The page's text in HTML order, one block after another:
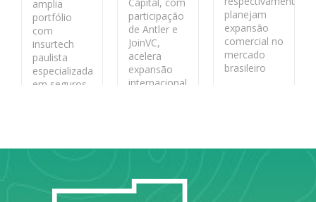
amplia
portfólio
com
insurtech
paulista
especializada
em seguros
participação
de Antler e
JoinVC,
acelera
expansão
internacional
planejam
expansão
comercial no
mercado
brasileiro